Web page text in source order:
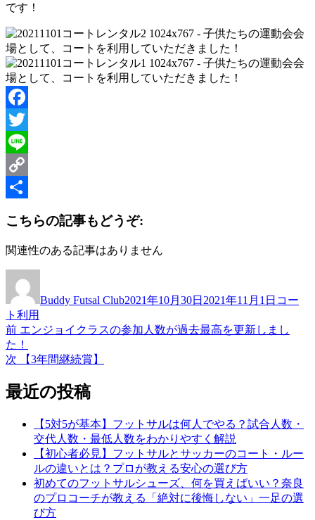
です！
Facebook
Twitter
Line
Copy
こちらの記事もどうぞ:
関連性のある記事はありません
者
Buddy Futsal Club日:
2021年10月30日 2021年11月1日ゴ
ー
コー
ト利用
投
稿
ビ
前 前
の
投
エンジョイクラスの参加人数が過去最高を更新しまし
た！
次
次
投
稿:
【3年間継続賞】
最近の投稿
【5対5が基本】フットサルは何人でやる？試合人数・
交代人数・最低人数をわかりやすく解説
【初心者必見】フットサルとサッカーのコート・ルー
ルの違いとは？プロが教える安心の選び方
初めてのフットサルシューズ、何を買えばいい？奈良
のプロコーチが教える「絶対に後悔しない」一足の選
び方